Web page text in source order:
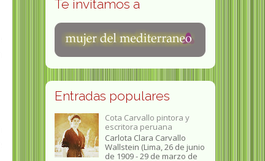
Te invitamos a
Entradas populares
Cota Carvallo pintora y
escritora peruana
Carlota Clara Carvallo
Wallstein (Lima, 26 de junio
de 1909 - 29 de marzo de